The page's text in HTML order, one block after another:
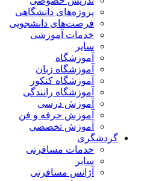
پروژه‌های دانشگاهی
فرصت‌های دانشجویی
خدمات آموزشی
سایر
آموزشگاه
آموزشگاه زبان
آموزشگاه کنکور
آموزشگاه رانندگی
آموزش درسی
آموزش حرفه و فن
آموزش تخصصی
گردشگری
خدمات مسافرتی
سایر
آژانس مسافرتی